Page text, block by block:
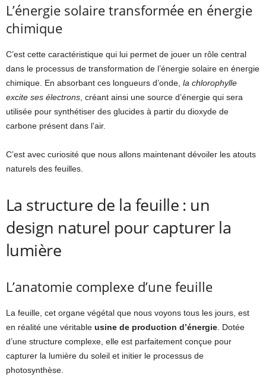
L’énergie solaire transformée en énergie
chimique
C’est cette caractéristique qui lui permet de jouer un rôle central
dans le processus de transformation de l’énergie solaire en énergie
chimique. En absorbant ces longueurs d’onde, la chlorophylle
excite ses électrons , créant ainsi une source d’énergie qui sera
utilisée pour synthétiser des glucides à partir du dioxyde de
carbone présent dans l’air.
C’est avec curiosité que nous allons maintenant dévoiler les atouts
naturels des feuilles.
La structure de la feuille : un
design naturel pour capturer la
lumière
L’anatomie complexe d’une feuille
La feuille, cet organe végétal que nous voyons tous les jours, est
en réalité une véritable usine de production d’énergie . Dotée
d’une structure complexe, elle est parfaitement conçue pour
capturer la lumière du soleil et initier le processus de
photosynthèse.